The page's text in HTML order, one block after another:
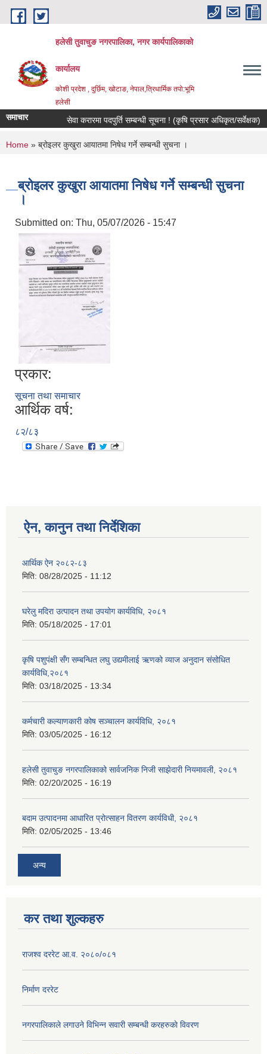
Skip to main content
हलेसी तुवाचुङ नगरपालिका, नगर कार्यपालिकाको
कार्यालय
कोशी प्रदेश , दुर्छिम, खोटाङ, नेपाल,त्रिधार्मिक तपो:भूमि
हलेसी
समाचार सेवा करारमा पदपुर्ति सम्बन्धी सूचना ! (कृषि प्रसार अधिकृत/सर्वेक्षक)
You are here
Home » ब्रोइलर कुखुरा आयातमा निषेध गर्ने सम्बन्धी सुचना ।
ब्रोइलर कुखुरा आयातमा निषेध गर्ने सम्बन्धी सुचना
।
Submitted on: Thu, 05/07/2026 - 15:47
प्रकार:
सूचना तथा समाचार
आर्थिक वर्ष:
८२/८३
ऐन, कानुन तथा निर्देशिका
आर्थिक ऐन २०८२-८३
मिति: 08/28/2025 - 11:12
घरेलु मदिरा उत्पादन तथा उपयोग कार्यविधि, २०८१
मिति: 05/18/2025 - 17:01
कृषि पशुपंक्षी सँग सम्बन्धित लघु उद्यमीलाई ऋणको व्याज अनुदान संसोधित
कार्यविधि,२०८१
मिति: 03/18/2025 - 13:34
कर्मचारी कल्याणकारी कोष सञ्चालन कार्यविधि, २०८१
मिति: 03/05/2025 - 16:12
हलेसी तुवाचुङ नगरपालिकाको सार्वजनिक निजी साझेदारी नियमावली, २०८१
मिति: 02/20/2025 - 16:19
बदाम उत्पादनमा आधारित प्रोत्साहन वितरण कार्यविधी, २०८१
मिति: 02/05/2025 - 13:46
अन्य
कर तथा शुल्कहरु
राजश्व दररेट आ.व. २०८०/०८१
निर्माण दररेट
नगरपालिकाले लगाउने विभिन्न सवारी सम्बन्धी करहरुकाे विवरण